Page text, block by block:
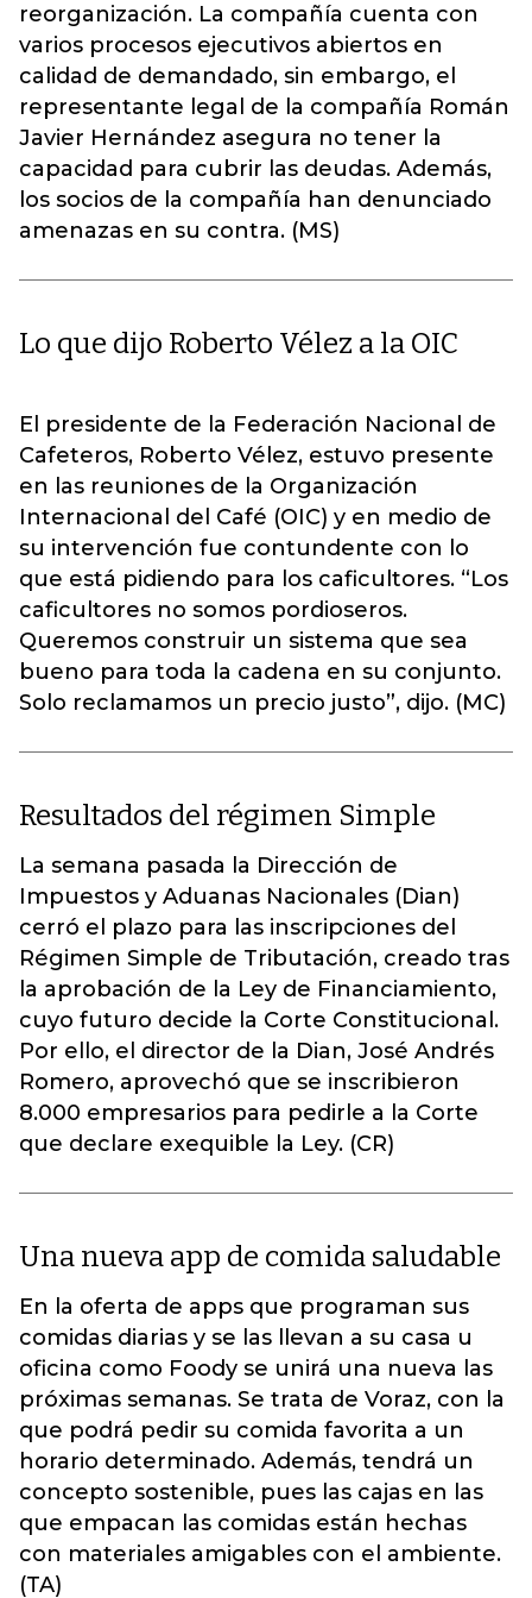
reorganización. La compañía cuenta con
varios procesos ejecutivos abiertos en
calidad de demandado, sin embargo, el
representante legal de la compañía Román
Javier Hernández asegura no tener la
capacidad para cubrir las deudas. Además,
los socios de la compañía han denunciado
amenazas en su contra. (MS)
Lo que dijo Roberto Vélez a la OIC
El presidente de la Federación Nacional de
Cafeteros, Roberto Vélez, estuvo presente
en las reuniones de la Organización
Internacional del Café (OIC) y en medio de
su intervención fue contundente con lo
que está pidiendo para los caficultores. “Los
caficultores no somos pordioseros.
Queremos construir un sistema que sea
bueno para toda la cadena en su conjunto.
Solo reclamamos un precio justo”, dijo. (MC)
Resultados del régimen Simple
La semana pasada la Dirección de
Impuestos y Aduanas Nacionales (Dian)
cerró el plazo para las inscripciones del
Régimen Simple de Tributación, creado tras
la aprobación de la Ley de Financiamiento,
cuyo futuro decide la Corte Constitucional.
Por ello, el director de la Dian, José Andrés
Romero, aprovechó que se inscribieron
8.000 empresarios para pedirle a la Corte
que declare exequible la Ley. (CR)
Una nueva app de comida saludable
En la oferta de apps que programan sus
comidas diarias y se las llevan a su casa u
oficina como Foody se unirá una nueva las
próximas semanas. Se trata de Voraz, con la
que podrá pedir su comida favorita a un
horario determinado. Además, tendrá un
concepto sostenible, pues las cajas en las
que empacan las comidas están hechas
con materiales amigables con el ambiente.
(TA)